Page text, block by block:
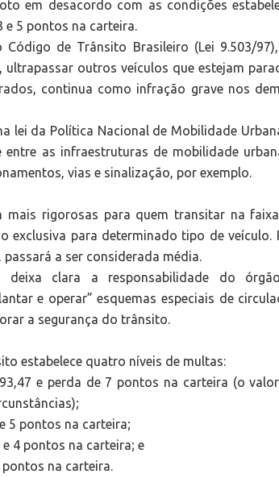
em desacordo com as condições
e 5 pontos na carteira.
de Trânsito Brasileiro (Lei 9.503/
ultrapassar outros veículos que estejam
continua como infração grave nos
lei da Política Nacional de Mobilidade
entre as infraestruturas de mobilidade
vias e sinalização, por exemplo.
mais rigorosas para quem transitar na
exclusiva para determinado tipo de veículo.
a ser considerada média.
clara a responsabilidade do
e operar” esquemas especiais de
a segurança do trânsito.
estabelece quatro níveis de multas:
e perda de 7 pontos na carteira (o
5 pontos na carteira;
e 4 pontos na carteira; e
pontos na carteira.